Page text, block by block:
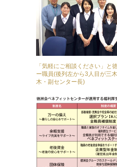
「気軽にご相談ください」と
ー職員(後列左から3人目が三
木・副センター長)